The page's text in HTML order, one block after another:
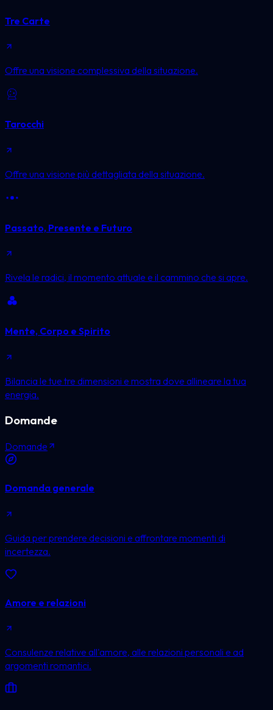
Tre Carte
Offre una visione complessiva della situazione.
Tarocchi
Offre una visione più dettagliata della situazione.
Passato, Presente e Futuro
Rivela le radici, il momento attuale e il cammino che si apre.
Mente, Corpo e Spirito
Bilancia le tue tre dimensioni e mostra dove allineare la tua
energia.
Domande
Domande
Domanda generale
Guida per prendere decisioni e affrontare momenti di
incertezza.
Amore e relazioni
Consulenze relative all'amore, alle relazioni personali e ad
argomenti romantici.